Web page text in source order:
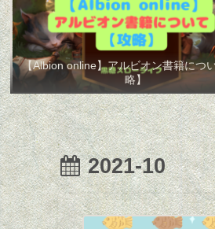
【Albion online】アルビオン書籍につ
略】
2021-10